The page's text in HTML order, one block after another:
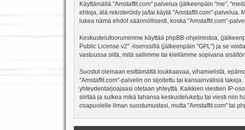
Käyttämällä "Amstaffit.com" palvelua (jälkeenpäin "me",
ehtoja, älä rekisteröidy ja/tai käytä "Amstaffit.com"-
lukea nämä ehdot säännöllisesti, koska "Amstaffit.com"-
Keskustelufoorumimme käyttää phpBB-ohjelmistoa,
Public License v2" -lisenssillä (jälkeenpäin "GPL") ja se
vastuussa siitä, mitä sallimme tai kiellämme sopivana
Suostut olemaan esittämättä loukkaavaa, vihamielistä,
"Amstaffit.com"-palvelin on sijoitettu tai kansainvälisiä
yhteydentarjoajaasi otetaan yhteyttä. Kaikkien viestien IP-
siirtää ja sulkea mikä tahansa keskusteluketju tai viesti niin
osapuolelle ilman suostumustasi, mutta "Amstaffit.com" tai